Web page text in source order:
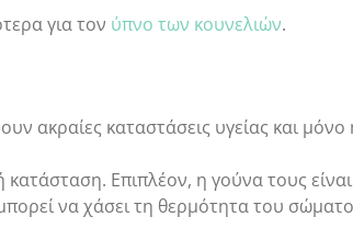
για τον ύπνο των κουνελιών.
ακραίες καταστάσεις υγείας και μόνο
Επιπλέον, η γούνα τους
να χάσει τη θερμότητα του